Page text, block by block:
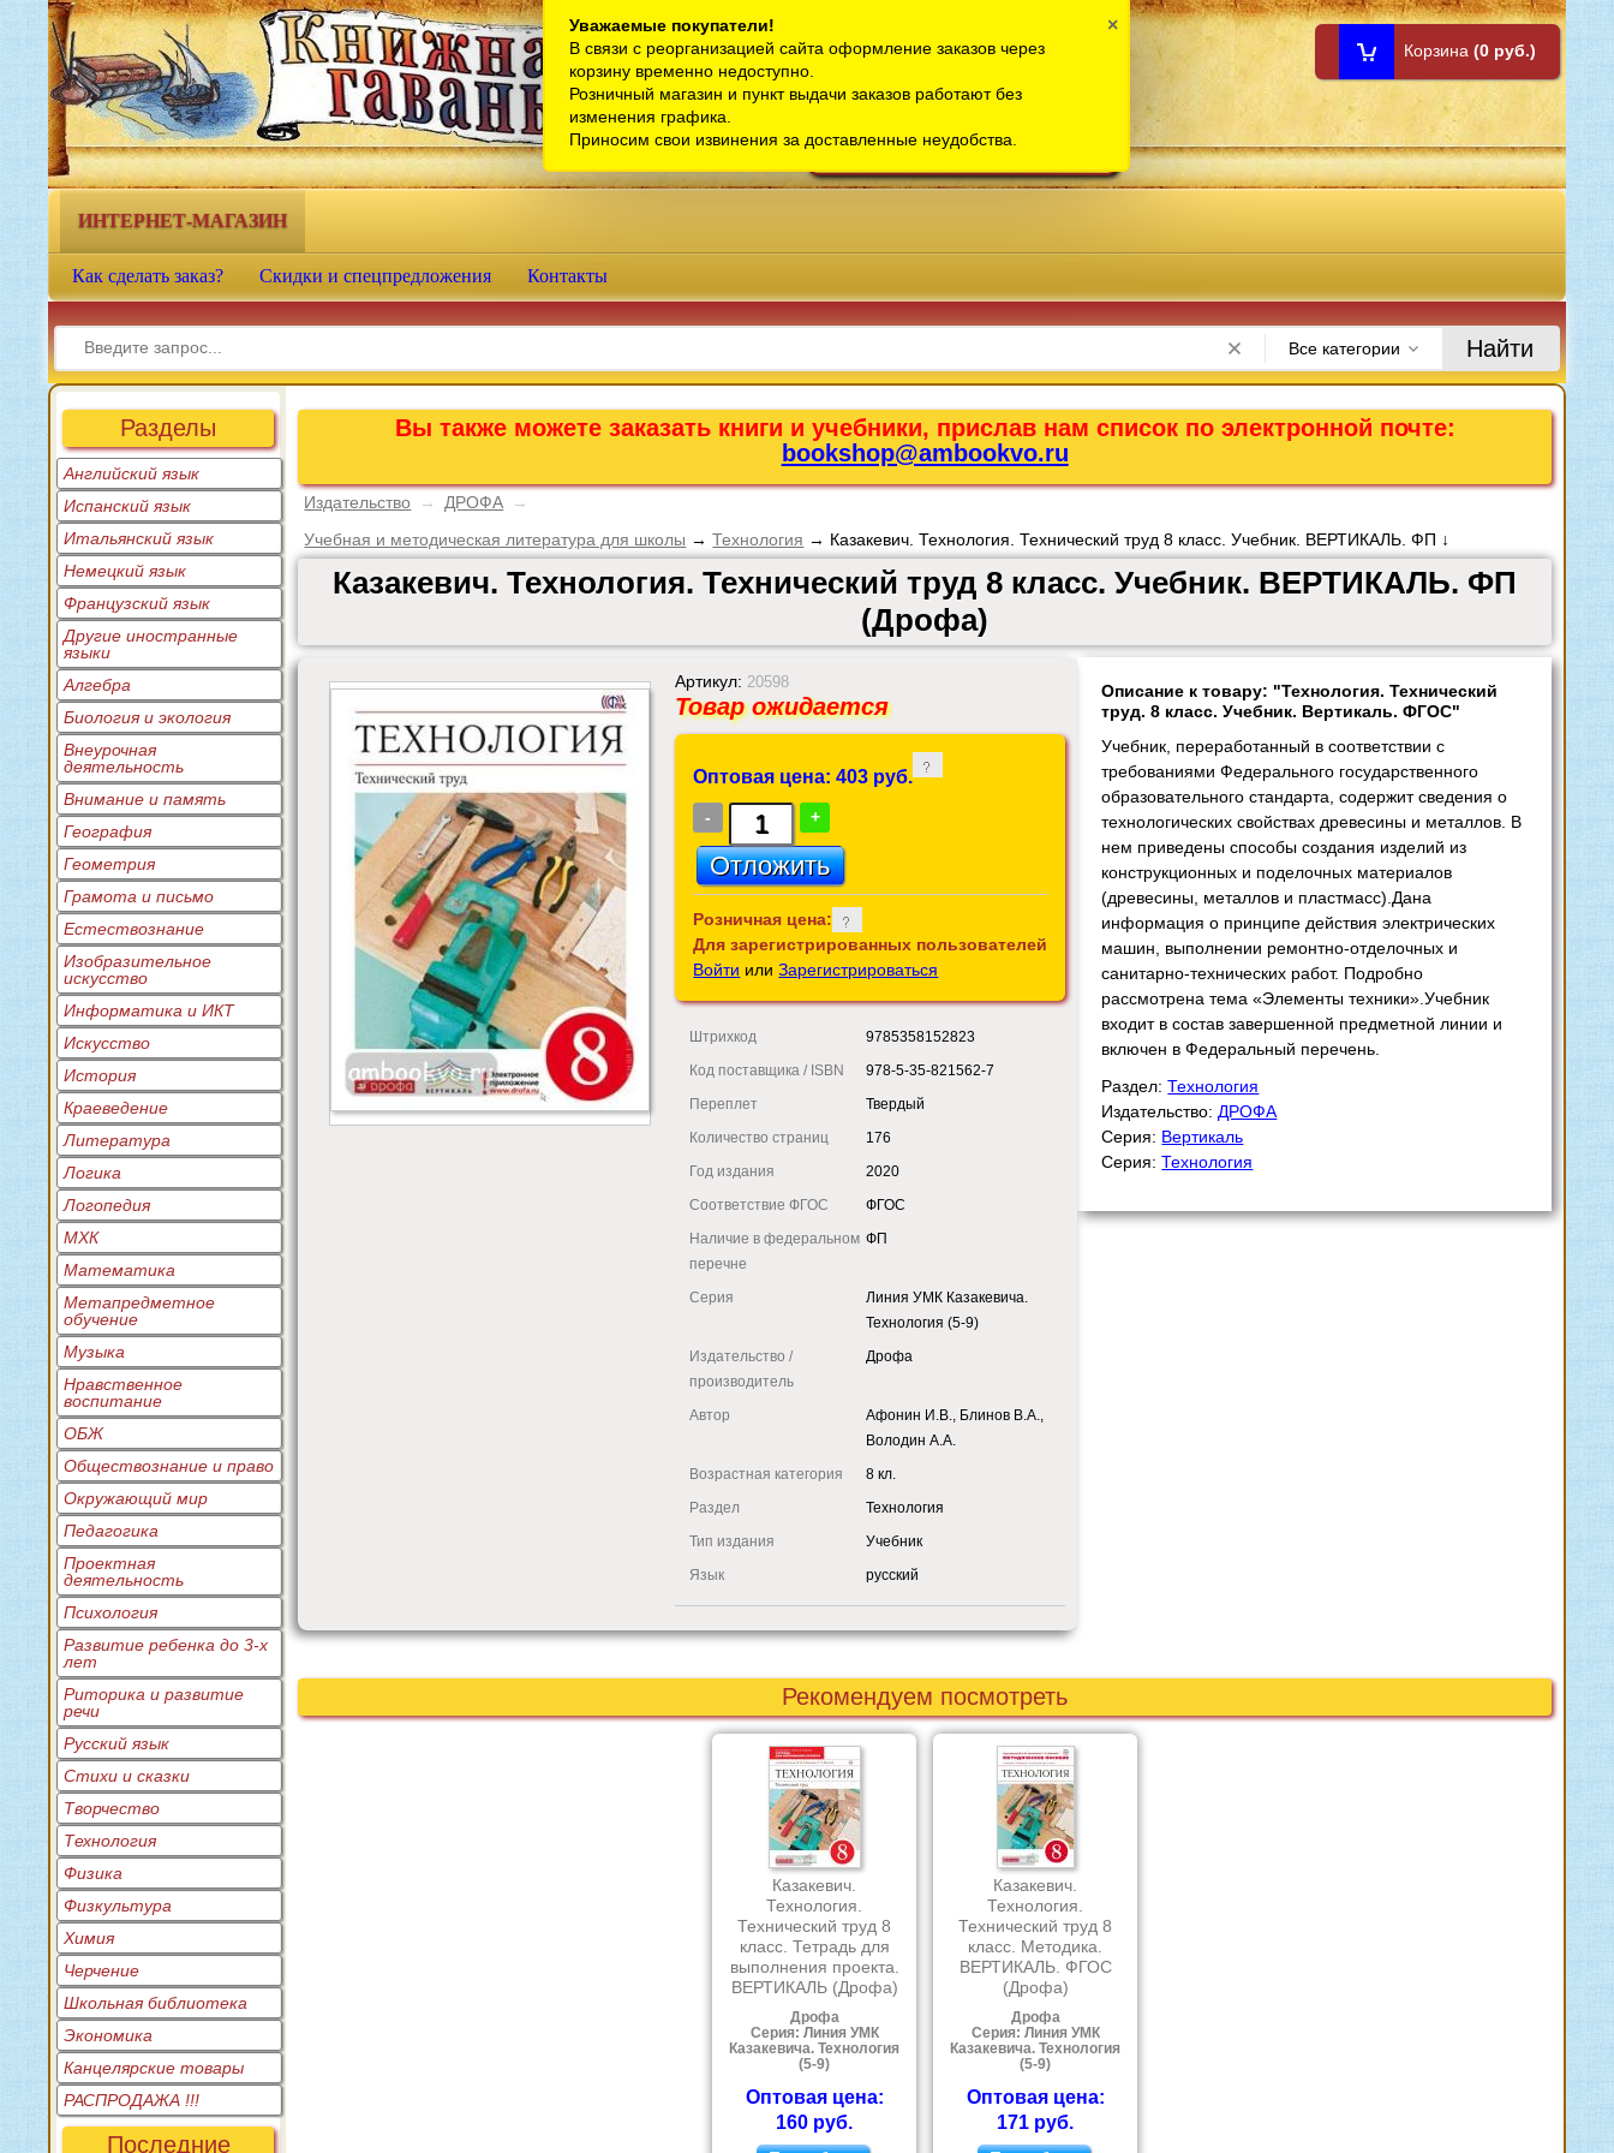
Телефон интернет-магазина:
Телефон розничного магазина:
bookshop@ambookvo.ru
Работаем ежедневно с 10:00 до 21:00
Корзина (0 руб.)
Книжная гавань - интернет-
магазин учебной литературы
ИНТЕРНЕТ-МАГАЗИН
Как сделать заказ? Скидки и спецпредложения Контакты
Все категории Найти
Разделы
Английский язык
Испанский язык
Итальянский язык
Немецкий язык
Французский язык
Другие иностранные
языки
Алгебра
Биология и экология
Внеурочная
деятельность
Внимание и память
География
Геометрия
Грамота и письмо
Естествознание
Изобразительное
искусство
Информатика и ИКТ
Искусство
История
Краеведение
Литература
Логика
Логопедия
МХК
Математика
Метапредметное
обучение
Музыка
Нравственное
воспитание
ОБЖ
Обществознание и право
Окружающий мир
Педагогика
Проектная
деятельность
Психология
Развитие ребенка до 3-х
лет
Риторика и развитие
речи
Русский язык
Стихи и сказки
Творчество
Технология
Физика
Физкультура
Химия
Черчение
Школьная библиотека
Экономика
Канцелярские товары
РАСПРОДАЖА !!!
Последние
Вы также можете заказать книги и учебники, прислав нам список по электронной почте:
bookshop@ambookvo.ru
Издательство → ДРОФА
→
Учебная и методическая литература для школы →Технология → Казакевич. Технология. Технический труд 8 класс. Учебник. ВЕРТИКАЛЬ. ФП ↓
Казакевич. Технология. Технический труд 8 класс. Учебник. ВЕРТИКАЛЬ. ФП
(Дрофа)
Артикул: 20598
Товар ожидается
Оптовая цена: 403 руб.
- +
Розничная цена:
Для зарегистрированных пользователей
Войти илиЗарегистрироваться
Штрихкод
9785358152823
Код поставщика / ISBN
978-5-35-821562-7
Переплет
Твердый
Количество страниц
176
Год издания
2020
Соответствие ФГОС
ФГОС
Наличие в федеральном
перечне
ФП
Серия
Линия УМК Казакевича.
Технология (5-9)
Издательство /
производитель
Дрофа
Автор
Афонин И.В., Блинов В.А.,
Володин А.А.
Возрастная категория
8 кл.
Раздел
Технология
Тип издания
Учебник
Язык
русский
Описание к товару: "Технология. Технический
труд. 8 класс. Учебник. Вертикаль. ФГОС"
Учебник, переработанный в соответствии с
требованиями Федерального государственного
образовательного стандарта, содержит сведения о
технологических свойствах древесины и металлов. В
нем приведены способы создания изделий из
конструкционных и поделочных материалов
(древесины, металлов и пластмасс).Дана
информация о принципе действия электрических
машин, выполнении ремонтно-отделочных и
санитарно-технических работ. Подробно
рассмотрена тема «Элементы техники».Учебник
входит в состав завершенной предметной линии и
включен в Федеральный перечень.
Раздел:Технология
Издательство: ДРОФА
Серия: Вертикаль
Серия:Технология
Рекомендуем посмотреть
Казакевич.
Технология.
Технический труд 8
класс. Тетрадь для
выполнения проекта.
ВЕРТИКАЛЬ (Дрофа)
Дрофа
Серия: Линия УМК
Казакевича. Технология
(5-9)
Оптовая цена:
160 руб.
Казакевич.
Технология.
Технический труд 8
класс. Методика.
ВЕРТИКАЛЬ. ФГОС
(Дрофа)
Дрофа
Серия: Линия УМК
Казакевича. Технология
(5-9)
Оптовая цена:
171 руб.
Уважаемые покупатели!
В связи с реорганизацией сайта оформление заказов через
корзину временно недоступно.
Розничный магазин и пункт выдачи заказов работают без
изменения графика.
Приносим свои извинения за доставленные неудобства.
×